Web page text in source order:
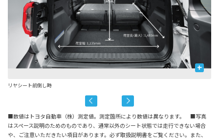
+
リヤシート前倒し時
■数値はトヨタ自動車（株）測定値。測定箇所により数値は異なります。 ■写真
はスペース説明のためのものであり、通常以外のシート状態では走行できない場合
や、ご注意いただきたい項目があります。必ず取扱説明書をご覧ください。また、